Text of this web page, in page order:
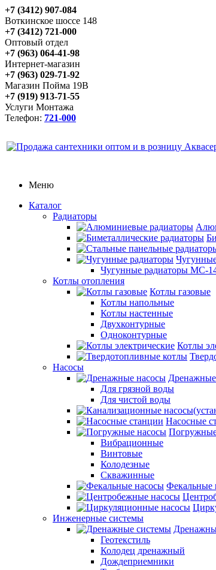
+7 (3412) 907-084
Воткинское шоссе 148
+7 (3412) 721-000
Оптовый отдел
+7 (963) 064-41-98
Интернет-магазин
+7 (963) 029-71-92
Магазин Пойма 19В
+7 (919) 913-71-55
Услуги Монтажа
Телефон: 721-000
Меню
Каталог
Радиаторы
Чугунные радиаторы МС-
Котлы отопления
Котлы газовые
Котлы напольные
Котлы настенные
Двухконтурные
Одноконтурные
Котлы
Насосы
Для грязной воды
Для чистой воды
Насосные
Вибрационные
Винтовые
Колодезные
Скважинные
Фекальные
Инженерные системы
Геотекстиль
Колодец дренажный
Дождеприемники